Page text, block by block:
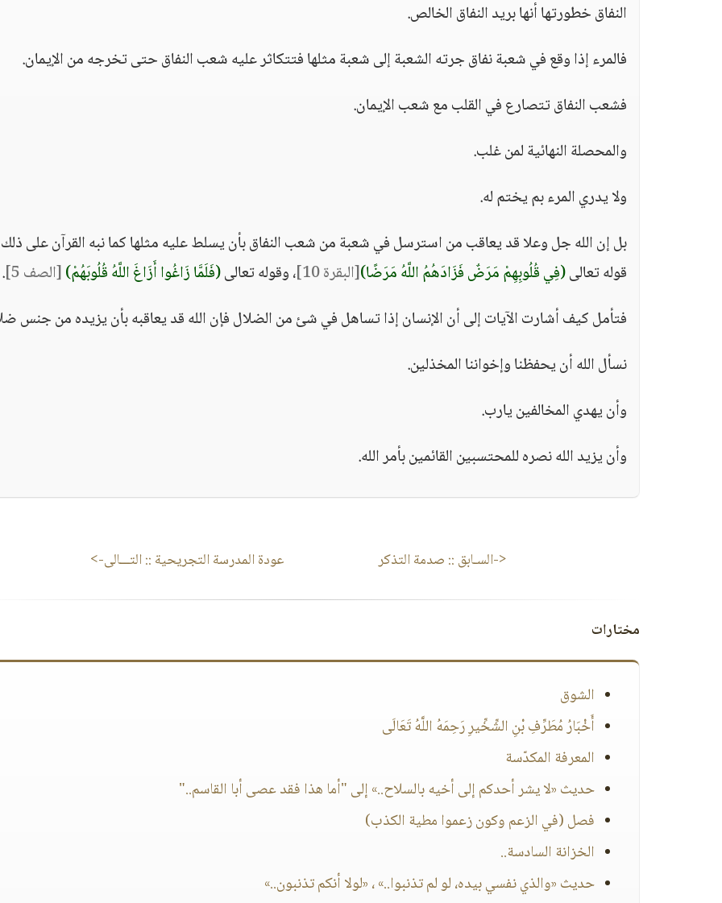
النفاق خطورتها أنها بريد النفاق الخالص.
فالمرء إذا وقع في شعبة نفاق جرته الشعبة إلى شعبة مثلها فتتكاثر عليه شعب النفاق حتى تخرجه من الإيمان.
فشعب النفاق تتصارع في القلب مع شعب الإيمان.
والمحصلة النهائية لمن غلب.
ولا يدري المرء بم يختم له.
بل إن الله جل وعلا قد يعاقب من استرسل في شعبة من شعب النفاق بأن يسلط عليه مثلها كما نبه القرآن على
قوله تعالى(فِي قُلُوبِهِمْ مَرَضٌ فَزَادَهُمُ اللَّهُ مَرَضًا)[البقرة 10] ، وقوله تعالى(فَلَمَّا زَاغُوا أَزَاغَ اللَّهُ قُلُوبَهُمْ)[الصف 5]
.
فتأمل كيف أشارت الآيات إلى أن الإنسان إذا تساهل في شئ من الضلال فإن الله قد يعاقبه بأن يزيده من جنس
نسأل الله أن يحفظنا وإخواننا المخذلين.
وأن يهدي المخالفين يارب.
وأن يزيد الله نصره للمحتسبين القائمين بأمر الله.
<-السـابق :: صدمة التذكر عودة المدرسة التجريحية :: التـــالى->
مختارات
الشوق
أَخْبَارُ مُطَرِّفِ بْنِ الشِّخِّيرِ رَحِمَهُ اللَّهُ تَعَالَى
المعرفة المكدّسة
حديث «لا يشر أحدكم إلى أخيه بالسلاح..» إلى "أما هذا فقد عصى أبا القاسم.."
فصل (في الزعم وكون زعموا مطية الكذب)
الخزانة السادسة..
حديث «والذي نفسي بيده، لو لم تذنبوا..» ، «لولا أنكم تذنبون..»